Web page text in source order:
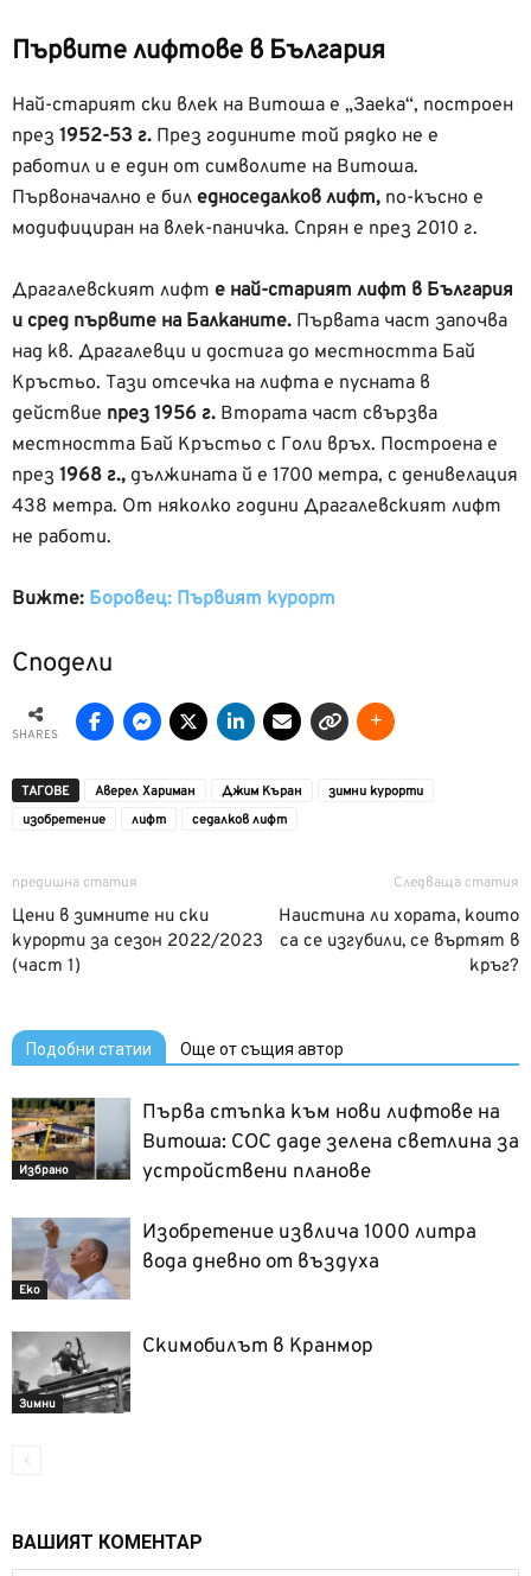
Първите лифтове в България
Най-старият ски влек на Витоша е „Заека“, построен
през 1952-53 г. През годините той рядко не е
работил и е един от символите на Витоша.
Първоначално е бил едноседалков лифт, по-късно е
модифициран на влек-паничка. Спрян е през 2010 г.
Драгалевският лифт е най-старият лифт в България
и сред първите на Балканите. Първата част започва
над кв. Драгалевци и достига до местността Бай
Кръстьо. Тази отсечка на лифта е пусната в
действие през 1956 г. Втората част свързва
местността Бай Кръстьо с Голи връх. Построена е
през 1968 г., дължината й е 1700 метра, с денивелация
438 метра. От няколко години Драгалевският лифт
не работи.
Вижте: Боровец: Първият курорт
Сподели
SHARES
ТАГОВЕ Аверел Хариман Джим Къран
зимни курорти
изобретение
лифт седалков лифт
предишна статия
Цени в зимните ни ски
курорти за сезон 2022/2023
(част 1)
Следваща статия
Наистина ли хората, които
са се изгубили, се въртят в
кръг?
Подобни статии Още от същия автор
Избрано
Първа стъпка към нови лифтове на
Витоша: СОС даде зелена светлина за
устройствени планове
Еко
Изобретение извлича 1000 литра
вода дневно от въздуха
Зимни
Скимобилът в Кранмор
ВАШИЯТ КОМЕНТАР